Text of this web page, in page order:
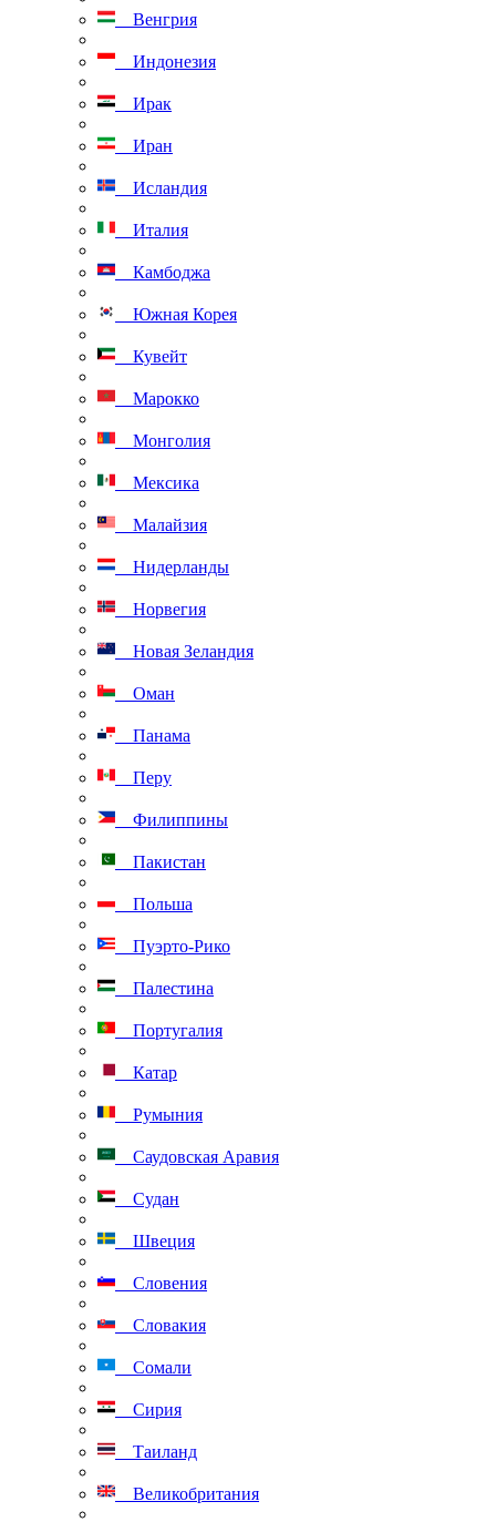
Венгрия
Индонезия
Ирак
Иран
Исландия
Италия
Камбоджа
Южная Корея
Кувейт
Марокко
Монголия
Мексика
Малайзия
Нидерланды
Норвегия
Новая Зеландия
Оман
Панама
Перу
Филиппины
Пакистан
Польша
Пуэрто-Рико
Палестина
Португалия
Катар
Румыния
Саудовская Аравия
Судан
Швеция
Словения
Словакия
Сомали
Сирия
Таиланд
Великобритания